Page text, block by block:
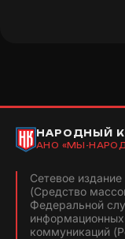
НАРОДНЫЙ
АНО «МЫ-
Сетевое
(Средство
Федеральной
коммуникаций